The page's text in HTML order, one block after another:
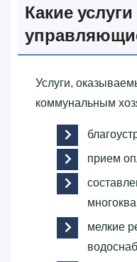
Какие
Услуги,
коммунальным
прием
мелкие